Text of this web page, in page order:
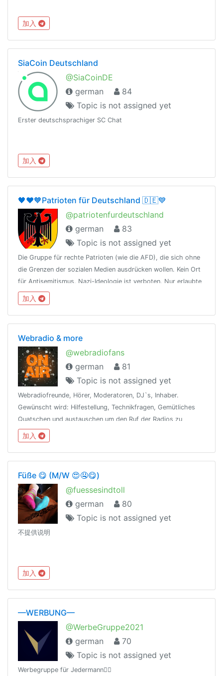
加入
SiaCoin Deutschland
@SiaCoinDE
german
84
Topic is not assigned yet
Erster deutschsprachiger SC Chat
加入
🖤❤️🧡Patrioten für Deutschland 🇩🇪💙
@patriotenfurdeutschland
german
83
Topic is not assigned yet
Die Gruppe für rechte Patrioten (wie die AFD), die sich ohne
die Grenzen der sozialen Medien ausdrücken wollen. Kein Ort
für Antisemitismus. Nazi-Ideologie ist verboten. Nur erlaubte
Sprachen sind Englisch und Deutsch. Alles für Deutschland
🇩🇪
加入
Webradio & more
@webradiofans
german
81
Topic is not assigned yet
Webradiofreunde, Hörer, Moderatoren, DJ`s, Inhaber.
Gewünscht wird: Hilfestellung, Technikfragen, Gemütliches
Quatschen und austauschen um den Ruf der Radios zu
verbessern. TS3 frei für jeden verfügbar ! Kein Spam - Keine
Sendungswerbung ! ❤️Viel Spaß❤️
加入
Füße 😋 (M/W 😍🤤😋)
@fuessesindtoll
german
80
Topic is not assigned yet
不提供说明
加入
—WERBUNG—
@WerbeGruppe2021
german
70
Topic is not assigned yet
Werbegruppe für Jedermann👍🏼